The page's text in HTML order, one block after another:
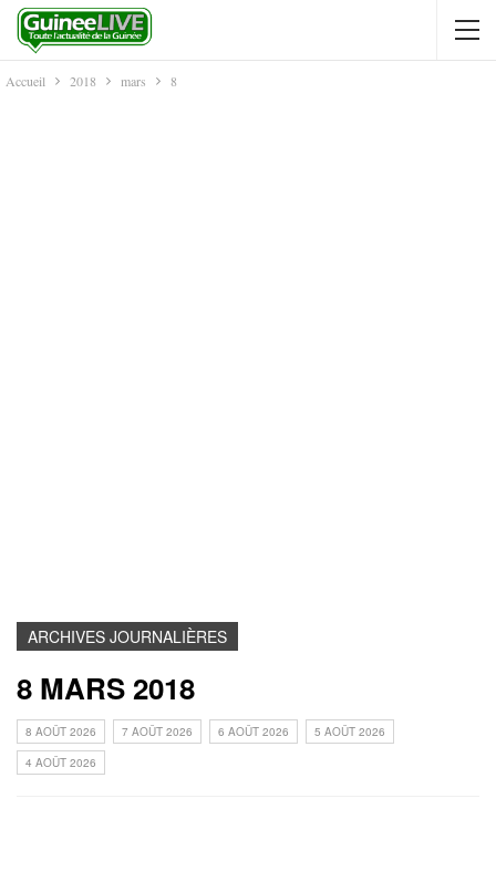
Accueil 2018 mars 8
ARCHIVES JOURNALIÈRES
8 MARS 2018
8 AOÛT 2026 7 AOÛT 2026 6 AOÛT 2026
5 AOÛT 2026
4 AOÛT 2026